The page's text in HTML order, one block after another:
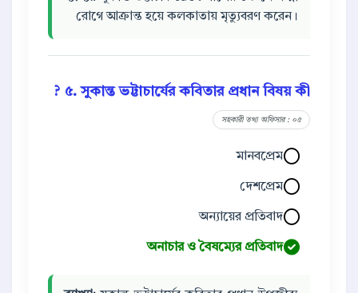
রোগে আক্রান্ত হয়ে কলকাতায় মৃত্যুবরণ করেন।
৫. সুকান্ত ভট্টাচার্যের কবিতার প্রধান বিষয় কী ?
সহকারী তথ্য অফিসার : ০৫
মানবপ্রেম
দেশপ্রেম
অন্যায়ের প্রতিবাদ
অনাচার ও বৈষম্যের প্রতিবাদ